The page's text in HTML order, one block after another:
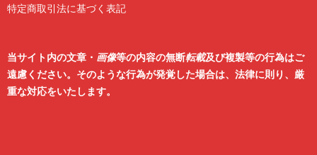
特定商取引法に基づく表記
当サイト内の文章・ 画像等の内容の無断転載及び複製等の行為はご
遠慮ください。そのような行為が発覚した場合は、法律に則り、厳
重な対応をいたします。